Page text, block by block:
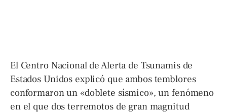
El Centro Nacional de Alerta de Tsunamis de
Estados Unidos explicó que ambos temblores
conformaron un «doblete sísmico», un fenómeno
en el que dos terremotos de gran magnitud